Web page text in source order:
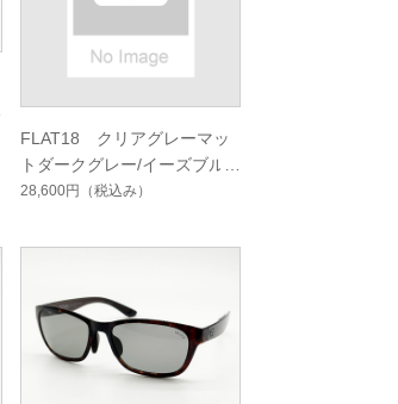
FLAT18 クリアグレーマッ
トダークグレー/イーズブル
ーハードマルチシングルコー
28,600円 （税込み）